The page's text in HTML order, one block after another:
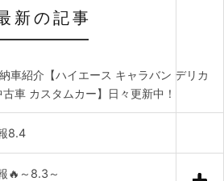
新の記事
車紹介【ハイエース キャラバン デリカ
車 カスタムカー】日々更新中！
8.4
🔥～8.3～